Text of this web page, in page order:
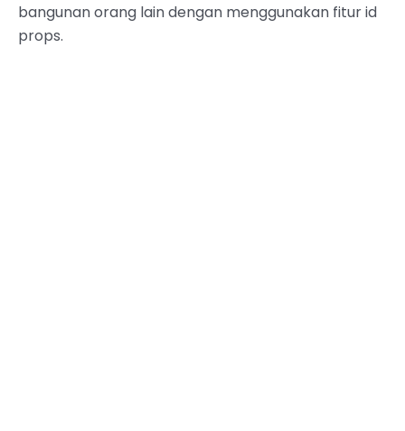
bangunan orang lain dengan menggunakan fitur id
props.